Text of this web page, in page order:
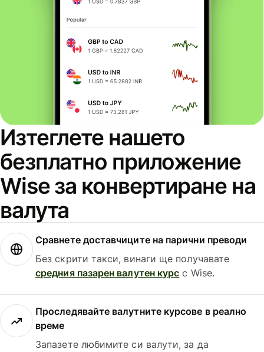
Изтеглете нашето
безплатно приложение
Wise за конвертиране на
валута
Сравнете доставчиците на парични преводи
Без скрити такси, винаги ще получавате
средния пазарен валутен курс с Wise.
Проследявайте валутните курсове в реално
време
Запазете любимите си валути, за да